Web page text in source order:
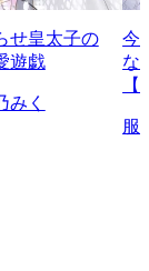
せ皇太子の
遊戯
みく
今
な
服